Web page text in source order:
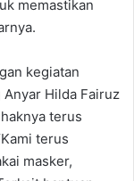
memastikan
kegiatan
Anyar Hilda Fairuz
terus
terus
masker,